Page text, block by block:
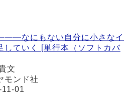
なにもない自分に小さなイ
していく [単行本（ソフトカバ
文
モンド社
01